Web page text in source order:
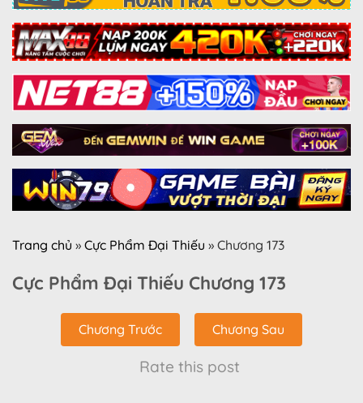
Trang chủ » Cực Phẩm Đại Thiếu » Chương 173
Cực Phẩm Đại Thiếu Chương 173
Chương Trước Chương Sau
Rate this post